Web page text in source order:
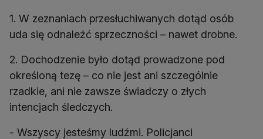
1. W zeznaniach przesłuchiwanych dotąd osób
uda się odnaleźć sprzeczności – nawet drobne.
2. Dochodzenie było dotąd prowadzone pod
określoną tezę – co nie jest ani szczególnie
rzadkie, ani nie zawsze świadczy o złych
intencjach śledczych.
- Wszyscy jesteśmy ludźmi. Policjanci